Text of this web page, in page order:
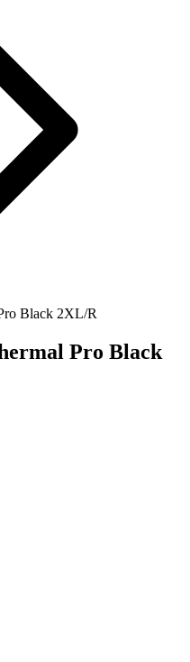
Black 2XL/R
Pro Black